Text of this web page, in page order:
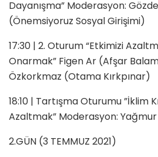
Dayanışma” Moderasyon:
(Önemsiyoruz Sosyal Girişimi)
17:30 | 2. Oturum “Etkimizi
Onarmak” Figen Ar (Afşar
Özkorkmaz (Otama Kırkpınar)
18:10 | Tartışma Oturumu ”İklim
Azaltmak” Moderasyon:
2.GÜN (3 TEMMUZ 2021)